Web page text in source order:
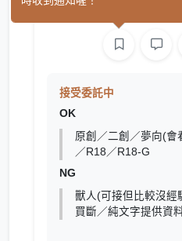
接受委託中
OK
原創／二創／夢向(會
／R18／R18-G
NG
獸人(可接但比較沒經
買斷／純文字提供資